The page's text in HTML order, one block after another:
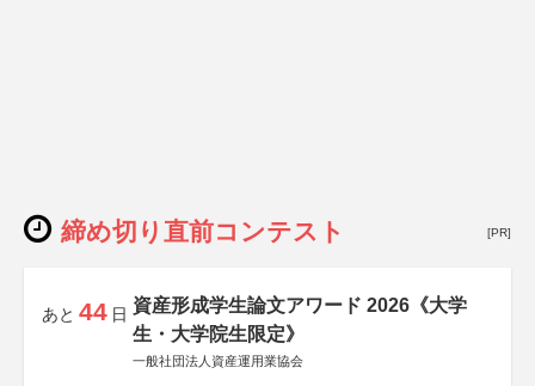
締め切り直前コンテスト [PR]
あと 44 日 資産形成学生論文アワード 2026《大学
生・大学院生限定》
一般社団法人資産運用業協会